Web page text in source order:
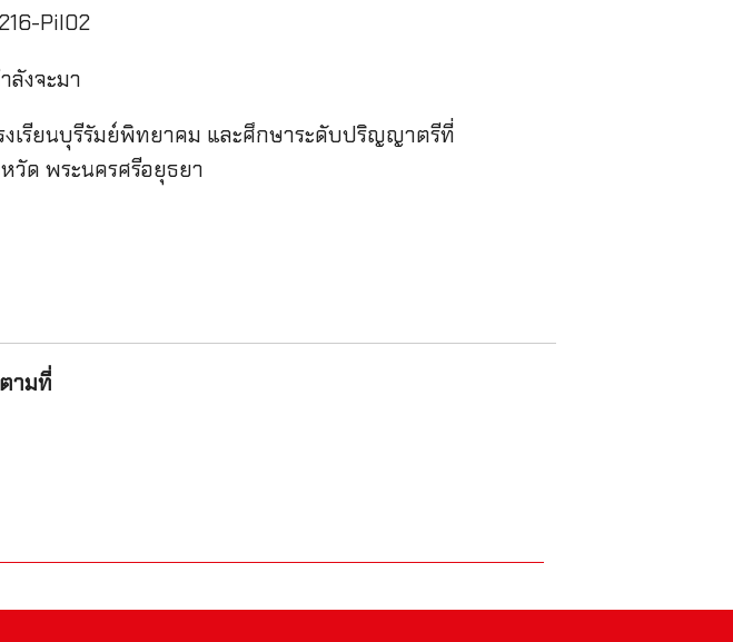
ลังจะมา
เรียนบุรีรัมย์พิทยาคม และศึกษาระดับปริญญาตรีที่
วัด พระนครศรีอยุธยา
ามที่